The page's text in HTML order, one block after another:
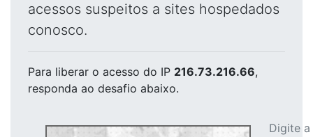
acessos suspeitos a sites hospedados
conosco.
Para liberar o acesso do IP 216.73.216.66,
responda ao desafio abaixo.
Digite